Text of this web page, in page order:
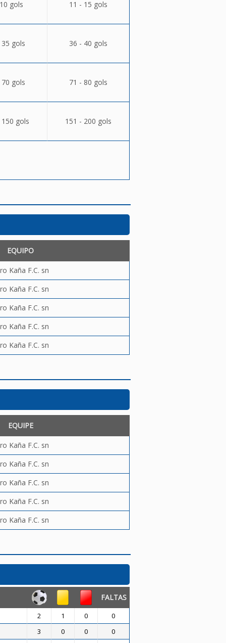
gols 11 - 15 gols
gols 36 - 40 gols
gols 71 - 80 gols
gols 151 - 200 gols
EQUIPO
Kaña F.C. sn
Kaña F.C. sn
Kaña F.C. sn
Kaña F.C. sn
Kaña F.C. sn
EQUIPE
Kaña F.C. sn
Kaña F.C. sn
Kaña F.C. sn
Kaña F.C. sn
Kaña F.C. sn
FALTAS
2 1 0
0
3 0 0
0